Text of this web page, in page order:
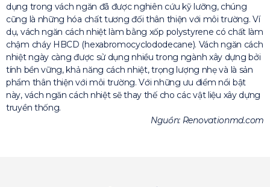
dụng trong vách ngăn đã được nghiên cứu kỹ lưỡng, chúng
cũng là những hóa chất tương đối thân thiện với môi trường. Ví
dụ, vách ngăn cách nhiệt làm bằng xốp polystyrene có chất làm
chậm cháy HBCD (hexabromocyclododecane). Vách ngăn cách
nhiệt ngày càng được sử dụng nhiều trong ngành xây dựng bởi
tính bền vững, khả năng cách nhiệt, trọng lượng nhẹ và là sản
phẩm thân thiện với môi trường. Với những ưu điểm nổi bật
này, vách ngăn cách nhiệt sẽ thay thế cho các vật liệu xây dựng
truyền thống.
Nguồn: Renovationmd.com